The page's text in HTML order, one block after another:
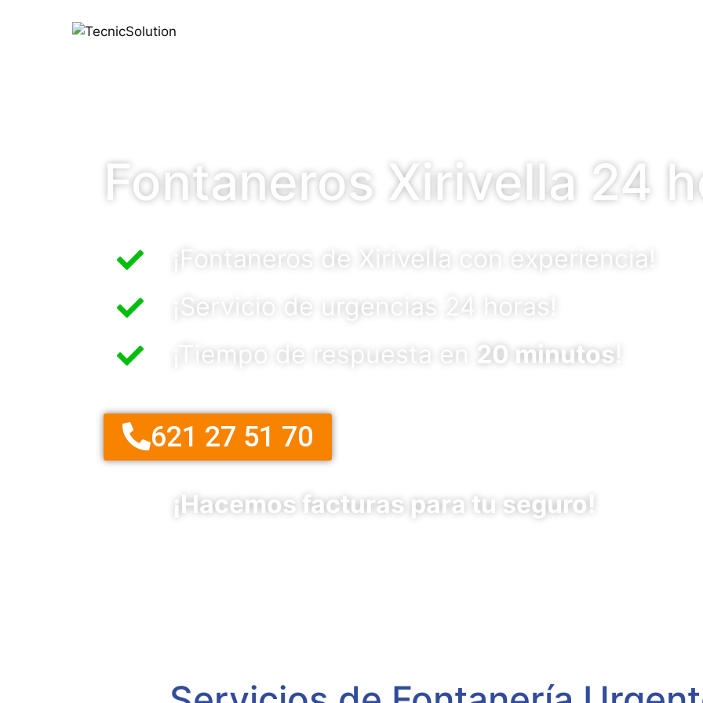
Fontaneros Xirivella 24
¡Fontaneros de Xirivella con experiencia!
¡Servicio de urgencias 24 horas!
¡Tiempo de respuesta en
20 minutos!
621 27 51 70
¡Hacemos facturas para tu seguro!